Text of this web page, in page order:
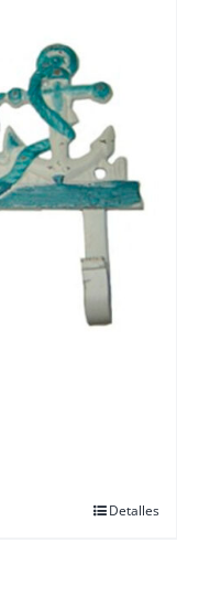
Detalles